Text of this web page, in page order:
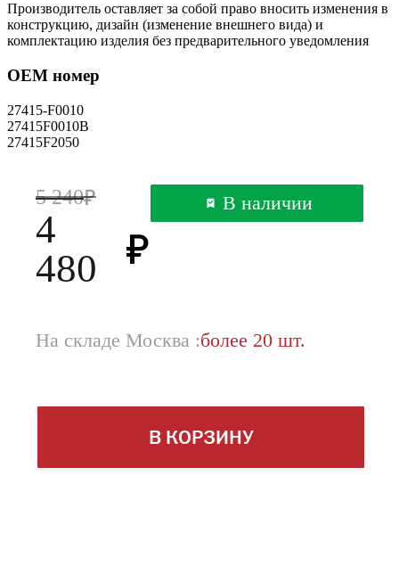
Производитель оставляет за собой право вносить изменения в
конструкцию, дизайн (изменение внешнего вида) и
комплектацию изделия без предварительного уведомления
OEM номер
27415-F0010
27415F0010B
27415F2050
5 240
4
480
В наличии
На складе Москва :более 20 шт.
В КОРЗИНУ